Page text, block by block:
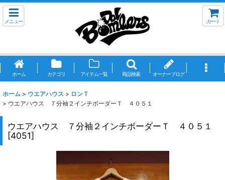
メニュー カート
ホーム カテゴリ アイテム一覧 商品検索 オーナーブログ
ホーム > ウエアハウス > ロンＴ
> ウエアハウス ７分袖２インチボーダーＴ ４０５１
ウエアハウス ７分袖２インチボーダーＴ ４０５１
[4051]